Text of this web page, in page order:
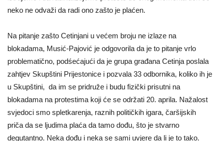
neko ne odvaži da radi ono zašto je plaćen.
Na pitanje zašto Cetinjani u većem broju ne izlaze na
blokadama, Musić-Pajović je odgovorila da je to pitanje vrlo
problematično, podśećajući da je grupa građana Cetinja poslala
zahtjev Skupštini Prijestonice i pozvala 33 odbornika, koliko ih je
u Skupštini, da im se pridruže i budu fizički prisutni na
blokadama na protestima koji će se održati 20. aprila. Nažalost
svjedoci smo spletkarenja, raznih političkih igara, čaršijskih
priča da se ljudima plaća da tamo dođu, što je stvarno
degutantno. Neka dođu i neka se sami uvjere da li je to tako.